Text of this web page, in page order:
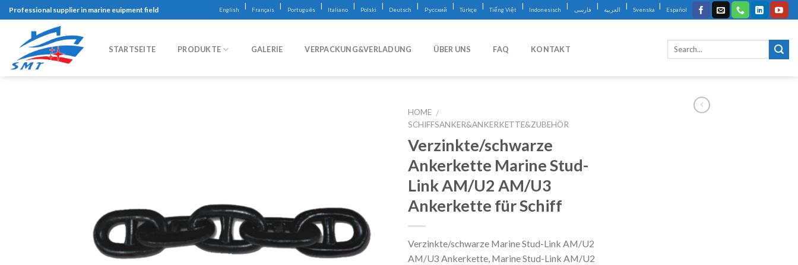
Skip
to
content
Professional supplier in marine euipment field English | Français | Português | Italiano | Polski | Deutsch | Русский | Türkçe | Tiếng Việt | Indonesisch | فارسی | العربية | Svenska | Español
STARTSEITE PRODUKTE GALERIE VERPACKUNG&VERLADUNG ÜBER UNS FAQ KONTAKT
HOME /
SCHIFFSANKER&ANKERKETTE&ZUBEHÖR
Verzinkte/schwarze
Ankerkette Marine Stud-
Link AM/U2 AM/U3
Ankerkette für Schiff
Verzinkte/schwarze Marine Stud-Link AM/U2
AM/U3 Ankerkette, Marine Stud-Link AM/U2